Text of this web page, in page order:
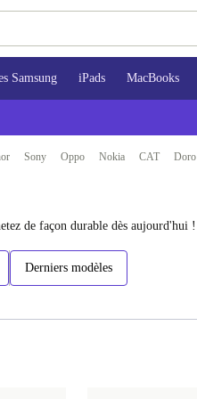
Samsung iPads MacBooks
Sony Oppo Nokia CAT Doro
de façon durable dès aujourd'hui !
Derniers modèles